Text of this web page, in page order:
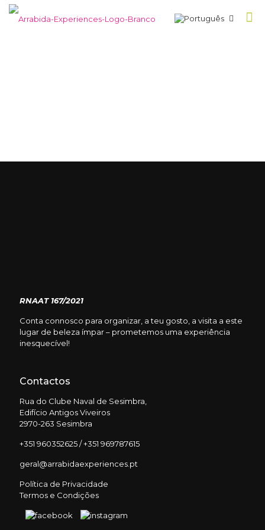
RNAAT 167/2021
Conta connosco para organizar, a teu gosto, a visita a este
lugar de beleza ímpar – prometemos uma experiência
inesquecível!
Contactos
Rua do Clube Naval de Sesimbra,
Edifício Antigos Viveiros
2970-263 Sesimbra
+351 960352625 / +351 969787615
geral@arrabidaexperiences.pt
Política de Privacidade
Termos e Condições